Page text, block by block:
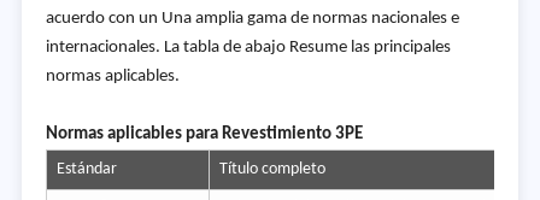
acuerdo con un Una amplia gama de normas nacionales e
internacionales. La tabla de abajo Resume las principales
normas aplicables.
Normas aplicables para Revestimiento 3PE
Estándar
Título completo